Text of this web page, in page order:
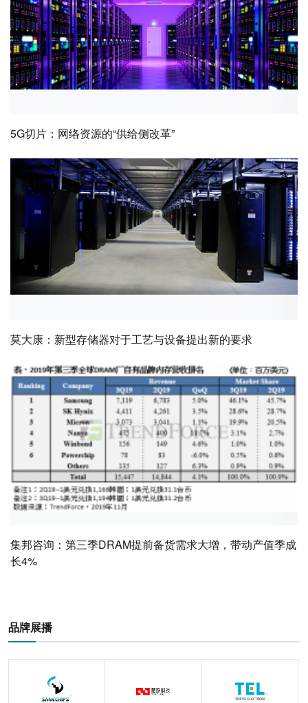
5G切片：网络资源的“供给侧改革”
莫大康：新型存储器对于工艺与设备提出新的要求
集邦咨询：第三季DRAM提前备货需求大增，带动产值季成
长4%
品牌展播